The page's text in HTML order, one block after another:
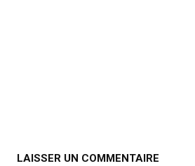
LAISSER UN COMMENTAIRE